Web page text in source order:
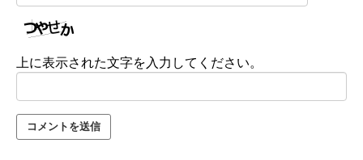
上に表示された文字を入力してください。